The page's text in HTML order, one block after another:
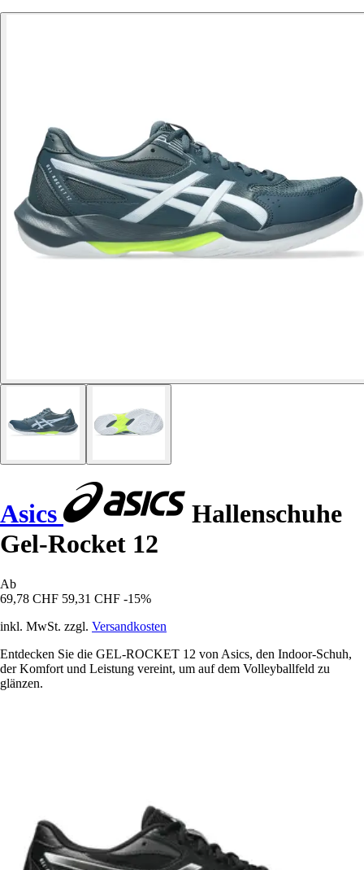
Asics
Hallenschuhe
Gel-Rocket 12
Ab
69,78 CHF 59,31 CHF -15%
inkl. MwSt. zzgl. Versandkosten
Entdecken Sie die GEL-ROCKET 12 von Asics, den Indoor-Schuh,
der Komfort und Leistung vereint, um auf dem Volleyballfeld zu
glänzen.